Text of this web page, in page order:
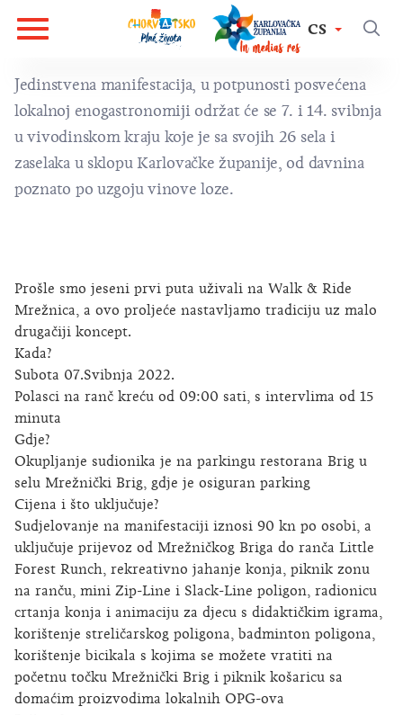
CS
Jedinstvena manifestacija, u potpunosti posvećena
lokalnoj enogastronomiji održat će se 7. i 14. svibnja
u vivodinskom kraju koje je sa svojih 26 sela i
zaselaka u sklopu Karlovačke županije, od davnina
poznato po uzgoju vinove loze.
Prošle smo jeseni prvi puta uživali na Walk & Ride
Mrežnica, a ovo proljeće nastavljamo tradiciju uz malo
drugačiji koncept.
Kada?
Subota 07.Svibnja 2022.
Polasci na ranč kreću od 09:00 sati, s intervlima od 15
minuta
Gdje?
Okupljanje sudionika je na parkingu restorana Brig u
selu Mrežnički Brig, gdje je osiguran parking
Cijena i što uključuje?
Sudjelovanje na manifestaciji iznosi 90 kn po osobi, a
uključuje prijevoz od Mrežničkog Briga do ranča Little
Forest Runch, rekreativno jahanje konja, piknik zonu
na ranču, mini Zip-Line i Slack-Line poligon, radionicu
crtanja konja i animaciju za djecu s didaktičkim igrama,
korištenje streličarskog poligona, badminton poligona,
korištenje bicikala s kojima se možete vratiti na
početnu točku Mrežnički Brig i piknik košaricu sa
domaćim proizvodima lokalnih OPG-ova